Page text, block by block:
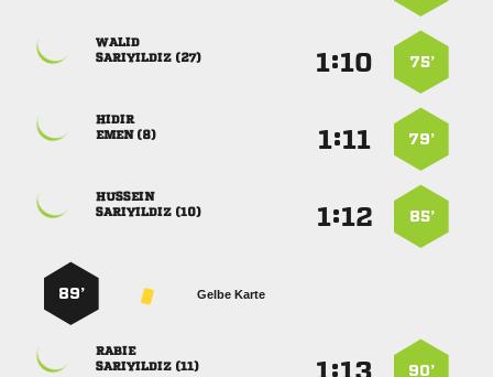
75’
:

 
79’
:

 
85’
:

 
Gelbe Karte
89’
90’
 :

 